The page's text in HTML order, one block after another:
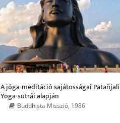
A jóga-meditáció sajátosságai Patañjali
Yoga-sūtrái alapján
Buddhista Misszió, 1986